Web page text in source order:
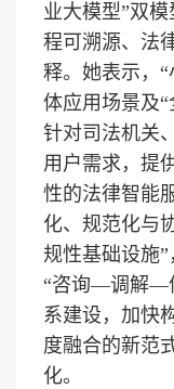
业大模型”双
程可溯源、法
释。她表示，
体应用场景及
针对司法机关
用户需求，提
性的法律智能
化、规范化与
规性基础设施”
“咨询—调解—
系建设，加快
度融合的新范
化。